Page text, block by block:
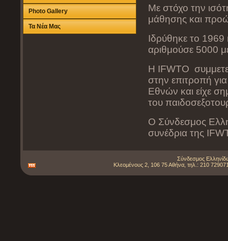
Photo Gallery
Τα Νέα Μας
Με στόχο την
μάθησης και
Ιδρύθηκε το
αριθμούσε 5000
Η IFWTO
στην επιτροπή
Εθνών και είχε
του
Ο Σύνδεσμος
συνέδρια της
Σύνδεσμος
Κλεομένους 2, 106 75 Αθήνα, τηλ.: 210